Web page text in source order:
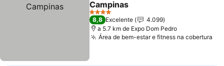
Campinas
4 Estrelas
8,8 Excelente
4.099
a 5.7 km de Expo Dom Pedro
Área de bem-estar e fitness na cobertura